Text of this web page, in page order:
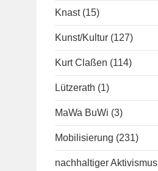
Knast (15)
Kunst/Kultur (127)
Kurt Claßen (114)
Lützerath (1)
MaWa BuWi (3)
Mobilisierung (231)
nachhaltiger Aktivismus